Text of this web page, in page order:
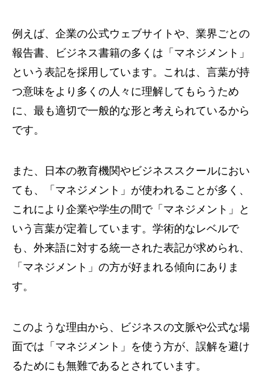
例えば、企業の公式ウェブサイトや、業界ごとの
報告書、ビジネス書籍の多くは「マネジメント」
という表記を採用しています。これは、言葉が持
つ意味をより多くの人々に理解してもらうため
に、最も適切で一般的な形と考えられているから
です。
また、日本の教育機関やビジネススクールにおい
ても、「マネジメント」が使われることが多く、
これにより企業や学生の間で「マネジメント」と
いう言葉が定着しています。学術的なレベルで
も、外来語に対する統一された表記が求められ、
「マネジメント」の方が好まれる傾向にありま
す。
このような理由から、ビジネスの文脈や公式な場
面では「マネジメント」を使う方が、誤解を避け
るためにも無難であるとされています。